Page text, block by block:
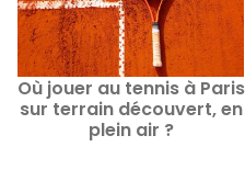
Où jouer au tennis à Paris
sur terrain découvert, en
plein air ?